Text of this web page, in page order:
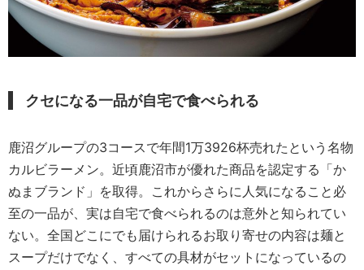
クセになる一品が自宅で食べられる
鹿沼グループの3コースで年間1万3926杯売れたという名物
カルビラーメン。近頃鹿沼市が優れた商品を認定する「か
ぬまブランド」を取得。これからさらに人気になること必
至の一品が、実は自宅で食べられるのは意外と知られてい
ない。全国どこにでも届けられるお取り寄せの内容は麺と
スープだけでなく、すべての具材がセットになっているの